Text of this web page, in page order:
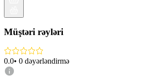
Müştəri rəyləri
0.0• 0 dəyərləndirmə